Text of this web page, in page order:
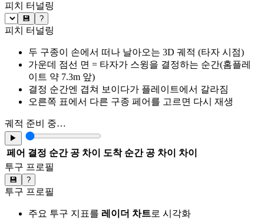
피치 터널링
💾 ?
피치 터널링
두 구종이 손에서 떠나 날아오는 3D 궤적 (타자 시점)
가운데 점선 면 = 타자가 스윙을 결정하는 순간(홈플레
이트 약 7.3m 앞)
결정 순간엔 겹쳐 보이다가 플레이트에서 갈라짐
오른쪽 표에서 다른 구종 페어를 고르면 다시 재생
궤적 준비 중…
▶
페어 결정 순간 공 차이 도착 순간 공 차이
차이
투구 프로필
💾 ?
투구 프로필
주요 투구 지표를 레이더 차트로 시각화